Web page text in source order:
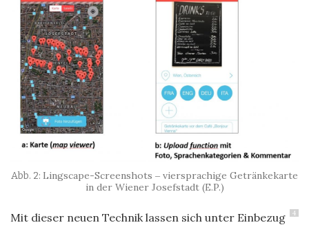
Lingscape-Screenshots ‒ viersprachige Getränkekarte
in der Wiener Josefstadt (E.P.)
4
Mit dieser neuen Technik lassen sich unter Einbezug